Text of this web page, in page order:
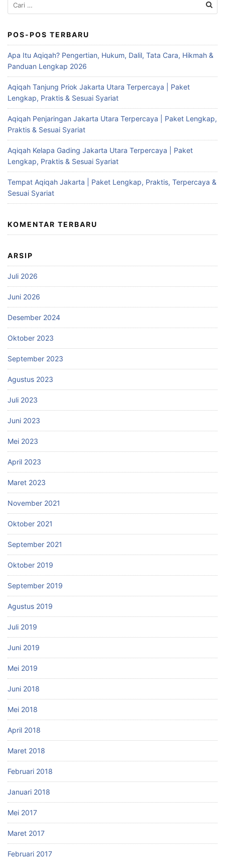
untuk:
POS-POS TERBARU
Apa Itu Aqiqah? Pengertian, Hukum, Dalil, Tata Cara, Hikmah &
Panduan Lengkap 2026
Aqiqah Tanjung Priok Jakarta Utara Terpercaya | Paket
Lengkap, Praktis & Sesuai Syariat
Aqiqah Penjaringan Jakarta Utara Terpercaya | Paket Lengkap,
Praktis & Sesuai Syariat
Aqiqah Kelapa Gading Jakarta Utara Terpercaya | Paket
Lengkap, Praktis & Sesuai Syariat
Tempat Aqiqah Jakarta | Paket Lengkap, Praktis, Terpercaya &
Sesuai Syariat
KOMENTAR TERBARU
ARSIP
Juli 2026
Juni 2026
Desember 2024
Oktober 2023
September 2023
Agustus 2023
Juli 2023
Juni 2023
Mei 2023
April 2023
Maret 2023
November 2021
Oktober 2021
September 2021
Oktober 2019
September 2019
Agustus 2019
Juli 2019
Juni 2019
Mei 2019
Juni 2018
Mei 2018
April 2018
Maret 2018
Februari 2018
Januari 2018
Mei 2017
Maret 2017
Februari 2017